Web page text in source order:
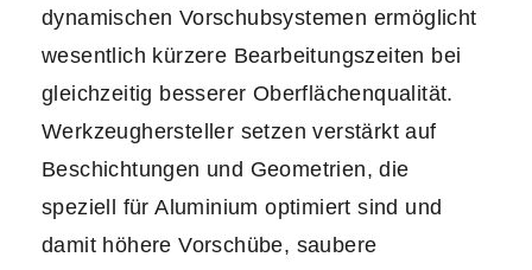
dynamischen Vorschubsystemen ermöglicht
wesentlich kürzere Bearbeitungszeiten bei
gleichzeitig besserer Oberflächenqualität.
Werkzeughersteller setzen verstärkt auf
Beschichtungen und Geometrien, die
speziell für Aluminium optimiert sind und
damit höhere Vorschübe, saubere